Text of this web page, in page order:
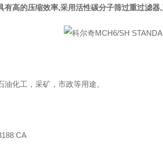
有高的压缩效率,采用活性碳分子筛过重过滤
化工，采矿，市政等用途。
CA